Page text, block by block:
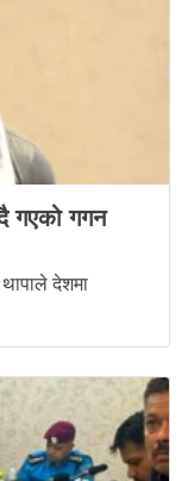
गएको गगन
देशमा